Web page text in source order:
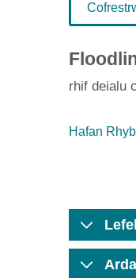
rhif deialu
Hafan